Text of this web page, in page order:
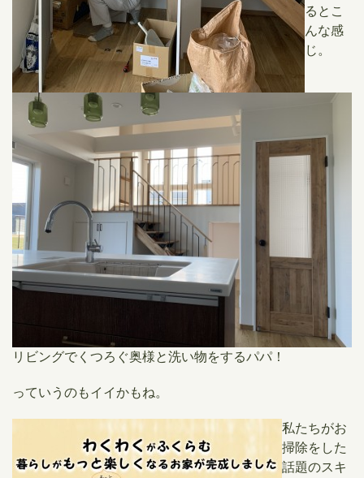
るとこ
んな感
じ。
リビングでくつろぐ奥様と洗い物をするパパ！
っていうのもイイかもね。
​私たちがお
掃除をした
話題のスキ